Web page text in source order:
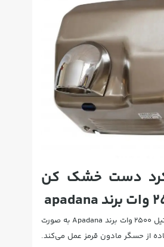
دست خشک کن
دست خشک‌کن استیل 2500 وات برند Apadana به صورت
از حسگر مادون قرمز عمل می‌کند.